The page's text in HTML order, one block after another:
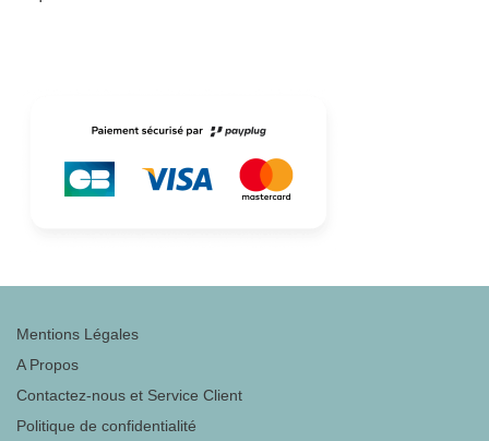
Mentions Légales
A Propos
Contactez-nous et Service Client
Politique de confidentialité